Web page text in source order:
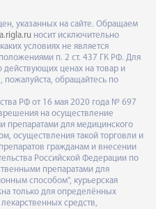
указанных на сайте. Обращаем
носит исключительно
условиях не является
п. 2 ст. 437 ГК РФ. Для
ценах на товар и
пожалуйста, обращайтесь по
РФ от 16 мая 2020 года № 697
на осуществление
препаратами для медицинского
осуществления такой торговли и
гражданам и внесении
Российской Федерации по
препаратами для
способом", курьерская
только для определённых
средств,